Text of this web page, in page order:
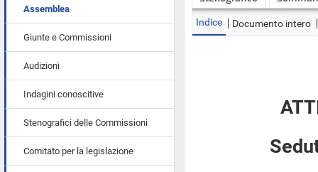
Assemblea
Giunte e Commissioni
Audizioni
Indagini conoscitive
Stenografici delle Commissioni
Comitato per la legislazione
Indice Documento intero